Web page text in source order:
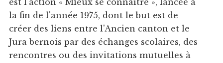
est l'action « Mieux se connaître », lancée à
la fin de l'année 1975, dont le but est de
créer des liens entre l'Ancien canton et le
Jura bernois par des échanges scolaires, des
rencontres ou des invitations mutuelles à